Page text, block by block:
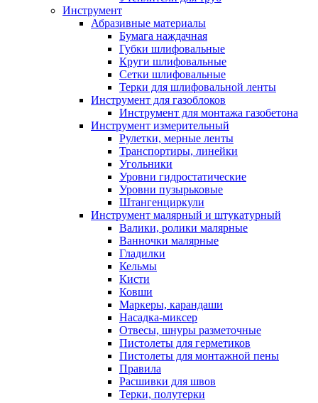
Инструмент
Абразивные материалы
Бумага наждачная
Губки шлифовальные
Круги шлифовальные
Сетки шлифовальные
Терки для шлифовальной ленты
Инструмент для газоблоков
Инструмент для монтажа газобетона
Инструмент измерительный
Рулетки, мерные ленты
Транспортиры, линейки
Угольники
Уровни гидростатические
Уровни пузырьковые
Штангенциркули
Инструмент малярный и штукатурный
Валики, ролики малярные
Ванночки малярные
Гладилки
Кельмы
Кисти
Ковши
Маркеры, карандаши
Насадка-миксер
Отвесы, шнуры разметочные
Пистолеты для герметиков
Пистолеты для монтажной пены
Правила
Расшивки для швов
Терки, полутерки